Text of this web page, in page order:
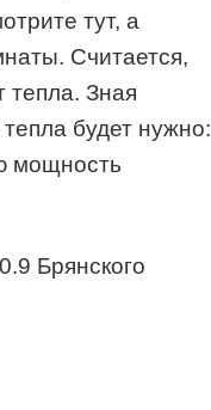
тут, а
Считается,
тепла. Зная
будет нужно:
мощность
Брянского